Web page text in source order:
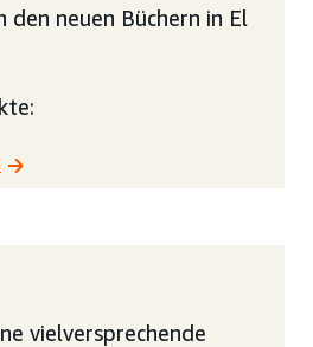
den neuen Büchern in El
vielversprechende